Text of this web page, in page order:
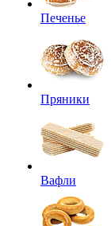
Печенье
Пряники
Вафли